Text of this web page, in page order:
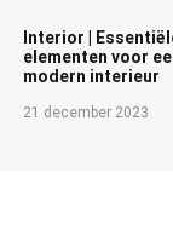
Interior |
elementen voor
modern interieur
21 december 2023